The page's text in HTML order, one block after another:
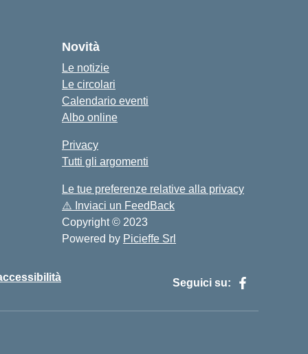
Novità
Le notizie
Le circolari
Calendario eventi
Albo online
Privacy
Tutti gli argomenti
Le tue preferenze relative alla privacy
⚠️ Inviaci un FeedBack
Copyright © 2023
Powered by Picieffe Srl
Seguici su: